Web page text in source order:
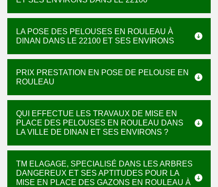
LA POSE DES PELOUSES EN ROULEAU À
DINAN DANS LE 22100 ET SES ENVIRONS
PRIX PRESTATION EN POSE DE PELOUSE EN
ROULEAU
QUI EFFECTUE LES TRAVAUX DE MISE EN
PLACE DES PELOUSES EN ROULEAU DANS
LA VILLE DE DINAN ET SES ENVIRONS ?
TM ELAGAGE, SPECIALISÉ DANS LES ARBRES
DANGEREUX ET SES APTITUDES POUR LA
MISE EN PLACE DES GAZONS EN ROULEAU À